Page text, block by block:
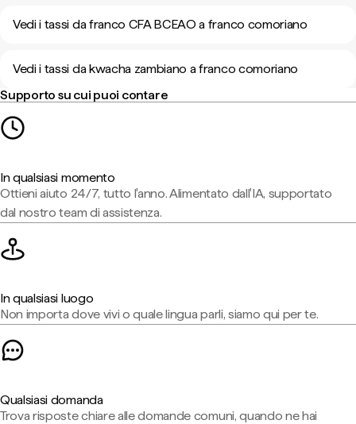
Vedi i tassi da franco CFA BCEAO a franco comoriano
Vedi i tassi da kwacha zambiano a franco comoriano
Supporto su cui puoi contare
In qualsiasi momento
Ottieni aiuto 24/7, tutto l'anno. Alimentato dall'IA, supportato
dal nostro team di assistenza.
In qualsiasi luogo
Non importa dove vivi o quale lingua parli, siamo qui per te.
Qualsiasi domanda
Trova risposte chiare alle domande comuni, quando ne hai